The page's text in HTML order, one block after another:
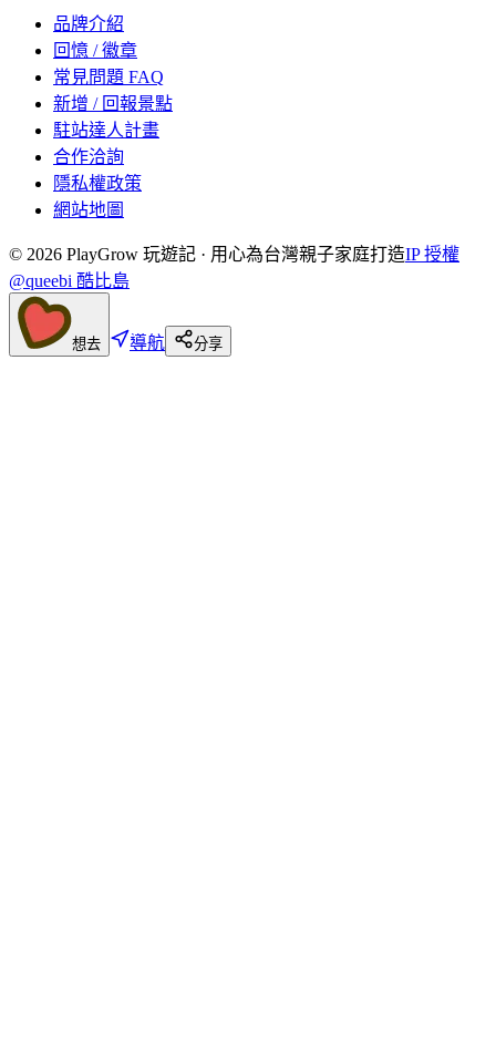
品牌介紹
回憶 / 徽章
常見問題 FAQ
新增 / 回報景點
駐站達人計畫
合作洽詢
隱私權政策
網站地圖
© 2026 PlayGrow 玩遊記 · 用心為台灣親子家庭打造IP 授權
@queebi 酷比島
想去 導航 分享